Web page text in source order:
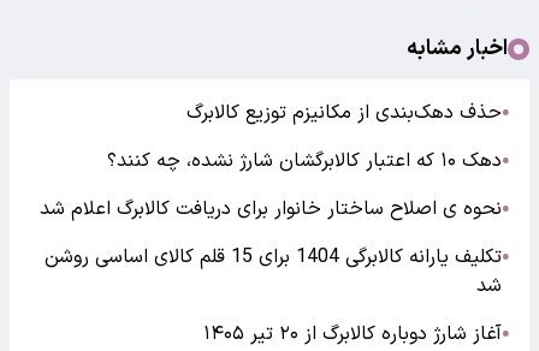
اخبار مشابه
●حذف دهک‌بندی از مکانیزم توزیع کالابرگ
●دهک ۱۰ که اعتبار کالابرگشان شارژ نشده، چه کنند؟
●نحوه ی اصلاح ساختار خانوار برای دریافت کالابرگ اعلام شد
●
تکلیف یارانه کالابرگی 1404 برای 15 قلم کالای اساسی روشن
شد
●آغاز شارژ دوباره کالابرگ از ۲۰ تیر ۱۴۰۵